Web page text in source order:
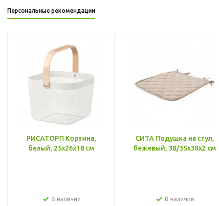
Персональные рекомендации
РИСАТОРП Корзина,
белый, 25x26x18 см
В наличии
СИТА Подушка на стул,
бежевый, 38/35x38x2 см
В наличии